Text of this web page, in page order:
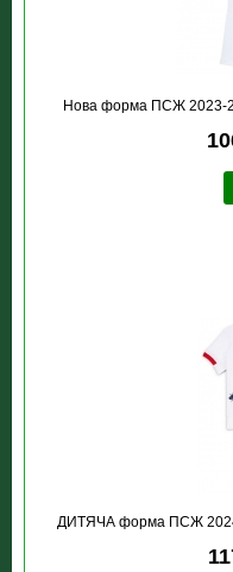
Нова форма ПСЖ 2023-
ДИТЯЧА форма ПСЖ